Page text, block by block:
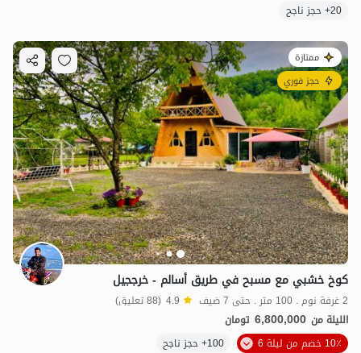
20+ حجز ناجح
ممتازة
حجز فوري
كوخ خشبي مع مسبح في طريق أسالم - خرججيل
2 غرفة نوم . 100 متر . حتى 7 ضيف 4.9 (88 تعليق)
الليلة من 6,800,000 تومان
10٪ خصم من ليلة 6
100+ حجز ناجح